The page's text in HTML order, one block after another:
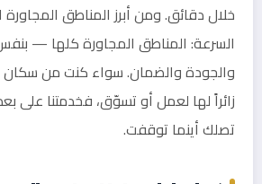
خلال دقائق. ومن أبرز المناطق
السرعة: المناطق المجاورة كلها — بنفس
والجودة والضمان. سواء كنت من سكان
زائراً لها لعمل أو تسوّق، فخدمتنا على
تصلك أينما توقفت.